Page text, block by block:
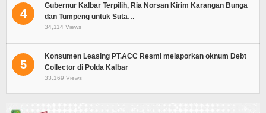
4
Gubernur Kalbar Terpilih, Ria Norsan Kirim Karangan Bunga
dan Tumpeng untuk Suta…
34,114 Views
5
Konsumen Leasing PT.ACC Resmi melaporkan oknum Debt
Collector di Polda Kalbar
33,169 Views